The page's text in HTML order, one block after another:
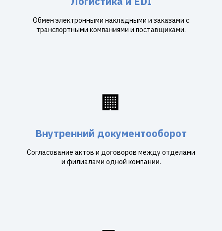
Обмен электронными накладными и заказами с
транспортными компаниями и поставщиками.
🏢
Внутренний документооборот
Согласование актов и договоров между отделами
и филиалами одной компании.